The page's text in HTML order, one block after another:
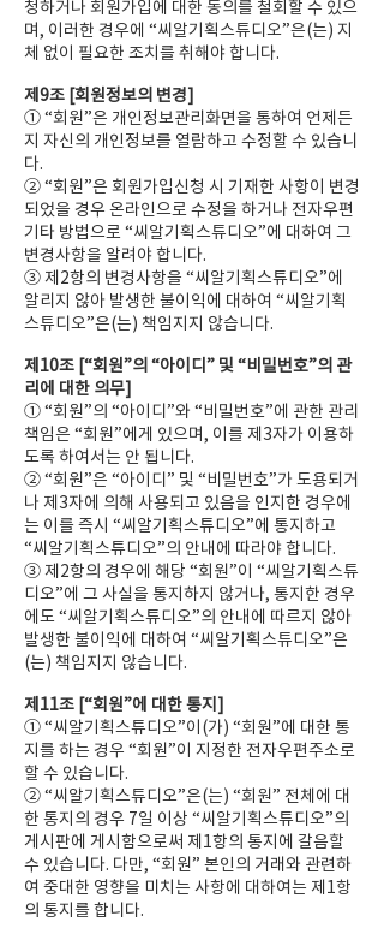
청하거나 회원가입에 대한 동의를 철회할 수 있으
며, 이러한 경우에 “씨알기획스튜디오”은(는) 지
체 없이 필요한 조치를 취해야 합니다.
제9조 [회원정보의 변경]
① “회원”은 개인정보관리화면을 통하여 언제든
지 자신의 개인정보를 열람하고 수정할 수 있습니
다.
② “회원”은 회원가입신청 시 기재한 사항이 변경
되었을 경우 온라인으로 수정을 하거나 전자우편
기타 방법으로 “씨알기획스튜디오”에 대하여 그
변경사항을 알려야 합니다.
③ 제2항의 변경사항을 “씨알기획스튜디오”에
알리지 않아 발생한 불이익에 대하여 “씨알기획
스튜디오”은(는) 책임지지 않습니다.
제10조 [“회원”의 “아이디” 및 “비밀번호”의 관
리에 대한 의무]
① “회원”의 “아이디”와 “비밀번호”에 관한 관리
책임은 “회원”에게 있으며, 이를 제3자가 이용하
도록 하여서는 안 됩니다.
② “회원”은 “아이디” 및 “비밀번호”가 도용되거
나 제3자에 의해 사용되고 있음을 인지한 경우에
는 이를 즉시 “씨알기획스튜디오”에 통지하고
“씨알기획스튜디오”의 안내에 따라야 합니다.
③ 제2항의 경우에 해당 “회원”이 “씨알기획스튜
디오”에 그 사실을 통지하지 않거나, 통지한 경우
에도 “씨알기획스튜디오”의 안내에 따르지 않아
발생한 불이익에 대하여 “씨알기획스튜디오”은
(는) 책임지지 않습니다.
제11조 [“회원”에 대한 통지]
① “씨알기획스튜디오”이(가) “회원”에 대한 통
지를 하는 경우 “회원”이 지정한 전자우편주소로
할 수 있습니다.
② “씨알기획스튜디오”은(는) “회원” 전체에 대
한 통지의 경우 7일 이상 “씨알기획스튜디오”의
게시판에 게시함으로써 제1항의 통지에 갈음할
수 있습니다. 다만, “회원” 본인의 거래와 관련하
여 중대한 영향을 미치는 사항에 대하여는 제1항
의 통지를 합니다.